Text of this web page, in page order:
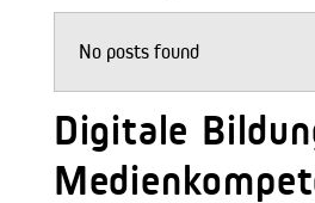
No posts found
Digitale